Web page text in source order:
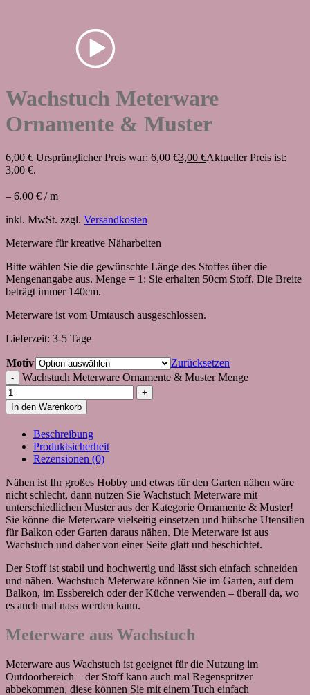
Wachstuch Meterware
Ornamente & Muster
6,00€ Ursprünglicher Preis war: 6,00 €3,00 €Aktueller Preis ist:
3,00 €.
– 6,00 € /m
inkl. MwSt. zzgl. Versandkosten
Meterware für kreative Näharbeiten
Bitte wählen Sie die gewünschte Länge des Stoffes über die
Mengenangabe aus. Menge = 1: Sie erhalten 50cm Stoff. Die Breite
beträgt immer 140cm.
Meterware ist vom Umtausch ausgeschlossen.
Lieferzeit: 3-5 Tage
Motiv
Zurücksetzen
Wachstuch Meterware Ornamente & Muster Menge
In den Warenkorb
Beschreibung
Produktsicherheit
Rezensionen (0)
Nähen ist Ihr großes Hobby und etwas für den Garten nähen wäre
nicht schlecht, dann nutzen Sie Wachstuch Meterware mit
unterschiedlichen Muster aus der Kategorie Ornamente & Muster!
Sie könne die Meterware vielseitig einsetzen und hübsche Utensilien
für Balkon oder Garten daraus nähen. Die Meterware ist aus
Wachstuch und daher von einer Seite glatt und beschichtet.
Der Stoff ist stabil und hochwertig und lässt sich einfach schneiden
und nähen. Wachstuch Meterware können Sie im Garten, auf dem
Balkon, im Essbereich oder der Küche verwenden – überall da, wo
es auch mal nass werden kann.
Meterware aus Wachstuch
Meterware aus Wachstuch ist geeignet für die Nutzung im
Outdoorbereich – der Stoff kann auch mal Regenspritzer
abbekommen, diese können Sie mit einem Tuch einfach